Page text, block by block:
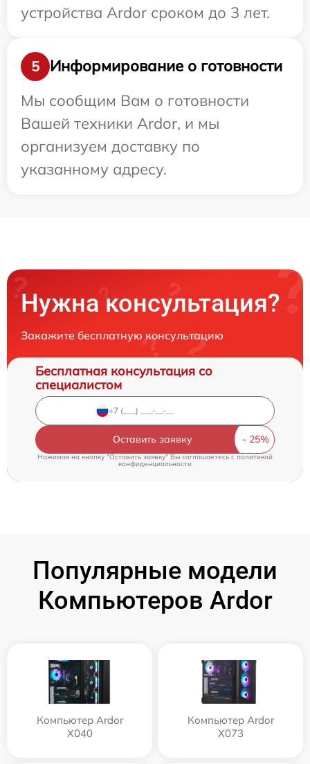
устройства Ardor сроком до 3 лет.
5
Информирование о готовности
Мы сообщим Вам о готовности
Вашей техники Ardor, и мы
организуем доставку по
указанному адресу.
Нужна консультация?
Закажите бесплатную консультацию
Бесплатная консультация со
специалистом
Оставить заявку
Нажимая на кнопку "Оставить заявку" Вы соглашаетесь cполитикой
конфиденциальности
Популярные модели
Компьютеров Ardor
Компьютер Ardor
X040
Компьютер Ardor
X073